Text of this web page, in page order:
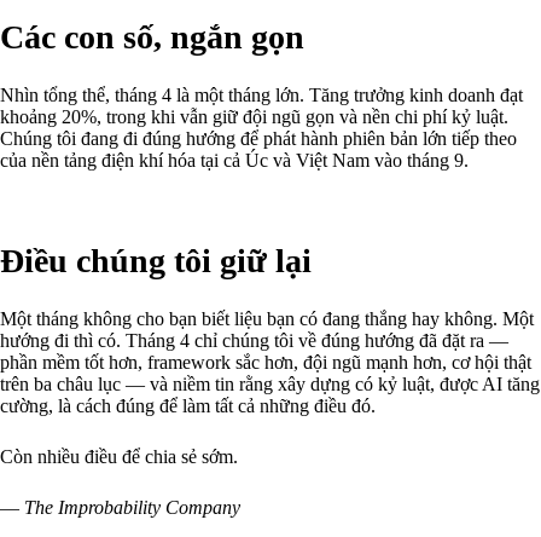
Các con số, ngắn gọn
Nhìn tổng thể, tháng 4 là một tháng lớn. Tăng trưởng kinh doanh đạt
khoảng 20%, trong khi vẫn giữ đội ngũ gọn và nền chi phí kỷ luật.
Chúng tôi đang đi đúng hướng để phát hành phiên bản lớn tiếp theo
của nền tảng điện khí hóa tại cả Úc và Việt Nam vào tháng 9.
Điều chúng tôi giữ lại
Một tháng không cho bạn biết liệu bạn có đang thắng hay không. Một
hướng đi thì có. Tháng 4 chỉ chúng tôi về đúng hướng đã đặt ra —
phần mềm tốt hơn, framework sắc hơn, đội ngũ mạnh hơn, cơ hội thật
trên ba châu lục — và niềm tin rằng xây dựng có kỷ luật, được AI tăng
cường, là cách đúng để làm tất cả những điều đó.
Còn nhiều điều để chia sẻ sớm.
— The Improbability Company